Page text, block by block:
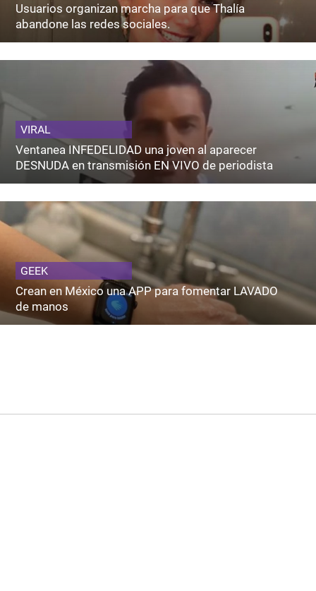
Usuarios organizan marcha para que Thalía
abandone las redes sociales.
VIRAL
Ventanea INFEDELIDAD una joven al aparecer
DESNUDA en transmisión EN VIVO de periodista
GEEK
Crean en México una APP para fomentar LAVADO
de manos